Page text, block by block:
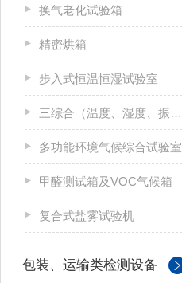
换气老化试验箱
精密烘箱
步入式恒温恒湿试验室
三综合（温度、湿度、振动）试验箱
多功能环境气候综合试验室
甲醛测试箱及VOC气候箱
复合式盐雾试验机
包装、运输类检测设备